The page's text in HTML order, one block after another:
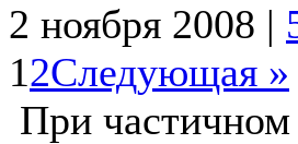
2 ноября 2008 |
12Следующая »
При